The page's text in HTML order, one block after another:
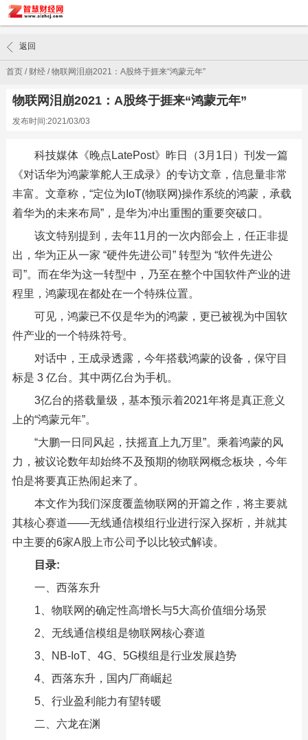
首页/ 财经/物联网泪崩2021：A股终于捱来“鸿蒙元年”
返回
物联网泪崩2021：A股终于捱来“鸿蒙元年”
发布时间:2021/03/03
科技媒体《晚点LatePost》昨日（3月1日）刊发一篇
《对话华为鸿蒙掌舵人王成录》的专访文章，信息量非常
丰富。文章称，“定位为IoT(物联网)操作系统的鸿蒙，承载
着华为的未来布局”，是华为冲出重围的重要突破口。
该文特别提到，去年11月的一次内部会上，任正非提
出，华为正从一家 “硬件先进公司” 转型为 “软件先进公
司”。而在华为这一转型中，乃至在整个中国软件产业的进
程里，鸿蒙现在都处在一个特殊位置。
可见，鸿蒙已不仅是华为的鸿蒙，更已被视为中国软
件产业的一个特殊符号。
对话中，王成录透露，今年搭载鸿蒙的设备，保守目
标是 3 亿台。其中两亿台为手机。
3亿台的搭载量级，基本预示着2021年将是真正意义
上的“鸿蒙元年”。
“大鹏一日同风起，扶摇直上九万里”。乘着鸿蒙的风
力，被议论数年却始终不及预期的物联网概念板块，今年
怕是将要真正热闹起来了。
本文作为我们深度覆盖物联网的开篇之作，将主要就
其核心赛道——无线通信模组行业进行深入探析，并就其
中主要的6家A股上市公司予以比较式解读。
目录:
一、西落东升
1、物联网的确定性高增长与5大高价值细分场景
2、无线通信模组是物联网核心赛道
3、NB-IoT、4G、5G模组是行业发展趋势
4、西落东升，国内厂商崛起
5、行业盈利能力有望转暖
二、六龙在渊